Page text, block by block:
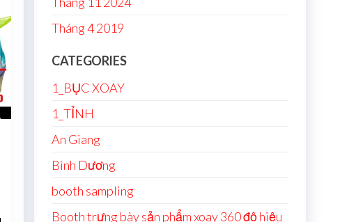
Tháng 4 2019
CATEGORIES
1_BỤC XOAY
1_TỈNH
An Giang
Bình Dương
booth sampling
Booth trưng bày sản phẩm xoay 360 độ hiệu